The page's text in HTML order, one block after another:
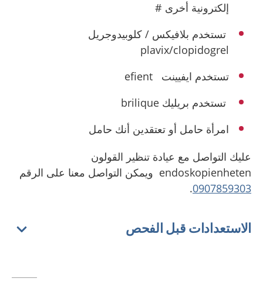
إلكترونية أخرى #
تستخدم بلافيكس / كلوبيدوجريل
plavix/clopidogrel
تستخدم ايفيينت efient
تستخدم بريليك brilique
امرأة حامل أو تعتقدين أنك حامل
عليك التواصل مع عيادة تنظير القولون
endoskopienheten ويمكن التواصل معنا على الرقم
0907859303
.
الاستعدادات قبل الفحص